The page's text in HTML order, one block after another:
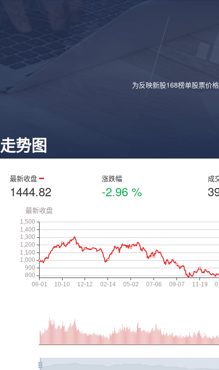
为反映新股168榜单股票价
走势图
最新收盘
1444.82
涨跌幅
-2.96 %
成